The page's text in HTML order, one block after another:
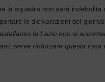
la squadra non sarà indebolita
le dichiarazioni del
la Lazio non si
serve rinforzare questa rosa